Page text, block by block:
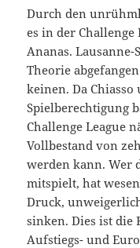
Durch den
es in der
Ananas.
Theorie
keinen. Da
Spielberechtigung
Challenge League
Vollbestand von
werden kann. Wer
mitspielt, hat
Druck,
sinken. Dies ist die
Aufstiegs- und